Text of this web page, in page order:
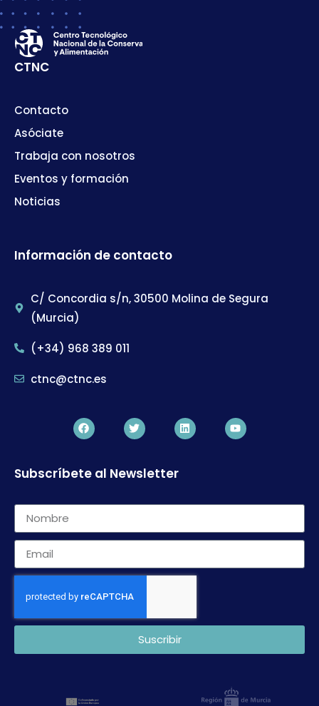
CTNC
Contacto
Asóciate
Trabaja con nosotros
Eventos y formación
Noticias
Información de contacto
C/ Concordia s/n, 30500 Molina de Segura
(Murcia)
(+34) 968 389 011
ctnc@ctnc.es
Subscríbete al Newsletter
Suscribir